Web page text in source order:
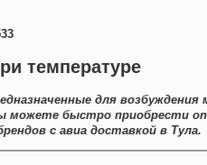
температуре
для
можете быстро приобрести
с авиа доставкой в Тула.